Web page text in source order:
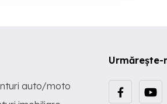
Urmărește-
auto/moto